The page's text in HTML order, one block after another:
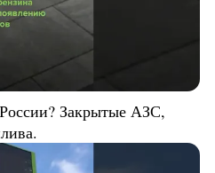
Закрытые АЗС,